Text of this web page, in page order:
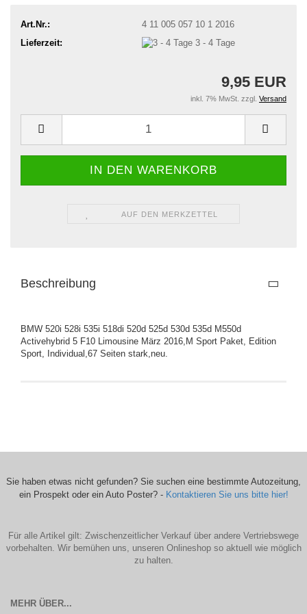
Art.Nr.:
4 11 005 057 10 1 2016
Lieferzeit:
3 - 4 Tage
9,95 EUR
inkl. 7% MwSt. zzgl. Versand
AUF DEN MERKZETTEL
Beschreibung
BMW 520i 528i 535i 518di 520d 525d 530d 535d M550d
Activehybrid 5 F10 Limousine März 2016,M Sport Paket, Edition
Sport, Individual,67 Seiten stark,neu.
Sie haben etwas nicht gefunden? Sie suchen eine bestimmte Autozeitung,
ein Prospekt oder ein Auto Poster? - Kontaktieren Sie uns bitte hier!
Für alle Artikel gilt: Zwischenzeitlicher Verkauf über andere Vertriebswege
vorbehalten. Wir bemühen uns, unseren Onlineshop so aktuell wie möglich
zu halten.
MEHR ÜBER...